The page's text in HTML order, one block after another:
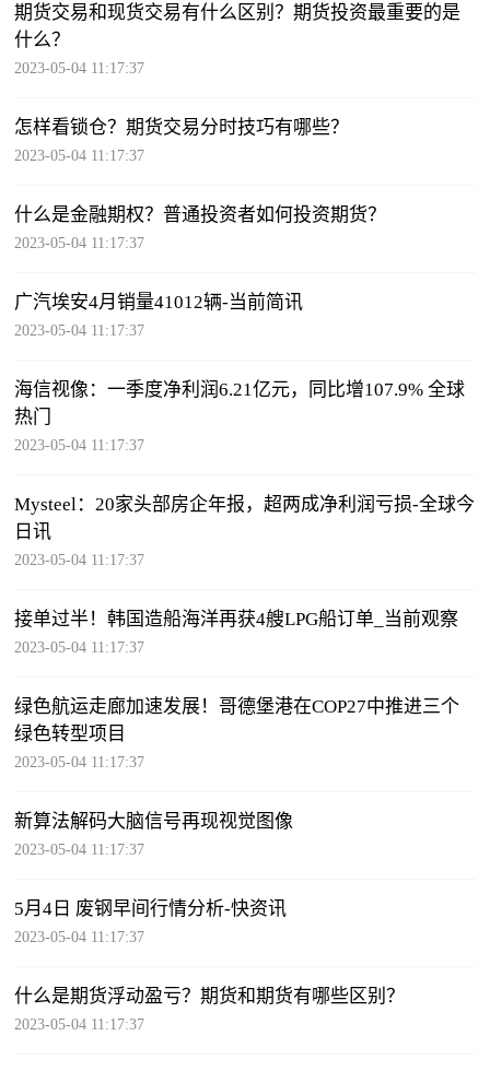
期货交易和现货交易有什么区别？期货投资最重要的是
什么？
2023-05-04 11:17:37
怎样看锁仓？期货交易分时技巧有哪些？
2023-05-04 11:17:37
什么是金融期权？普通投资者如何投资期货？
2023-05-04 11:17:37
广汽埃安4月销量41012辆-当前简讯
2023-05-04 11:17:37
海信视像：一季度净利润6.21亿元，同比增107.9% 全球
热门
2023-05-04 11:17:37
Mysteel：20家头部房企年报，超两成净利润亏损-全球今
日讯
2023-05-04 11:17:37
接单过半！韩国造船海洋再获4艘LPG船订单_当前观察
2023-05-04 11:17:37
绿色航运走廊加速发展！哥德堡港在COP27中推进三个
绿色转型项目
2023-05-04 11:17:37
新算法解码大脑信号再现视觉图像
2023-05-04 11:17:37
5月4日 废钢早间行情分析-快资讯
2023-05-04 11:17:37
什么是期货浮动盈亏？期货和期货有哪些区别？
2023-05-04 11:17:37